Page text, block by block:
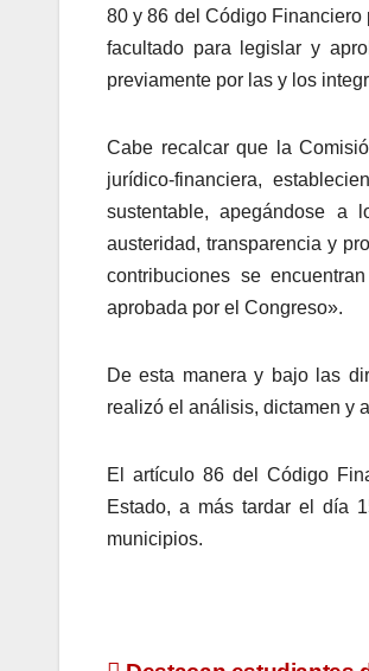
80 y 86 del Código Financiero
facultado para legislar y
previamente por las y los
Cabe recalcar que la
jurídico-financiera,
sustentable, apegándose a
austeridad, transparencia y
contribuciones se
aprobada por el Congreso».
De esta manera y bajo las
realizó el análisis, dictamen y
El artículo 86 del Código
Estado, a más tardar el día
municipios.